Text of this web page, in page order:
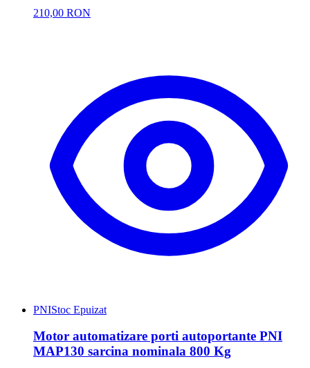
210,00 RON
PNIStoc Epuizat
Motor automatizare porti autoportante PNI
MAP130 sarcina nominala 800 Kg